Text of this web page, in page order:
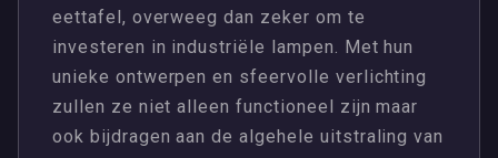
eettafel, overweeg dan zeker om te
investeren in industriële lampen. Met hun
unieke ontwerpen en sfeervolle verlichting
zullen ze niet alleen functioneel zijn maar
ook bijdragen aan de algehele uitstraling van